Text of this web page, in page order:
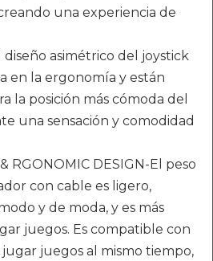
una experiencia de
diseño asimétrico del joystick
en la ergonomía y están
la posición más cómoda del
una sensación y comodidad
RGONOMIC DESIGN-El peso
con cable es ligero,
y de moda, y es más
juegos. Es compatible con
jugar juegos al mismo tiempo,